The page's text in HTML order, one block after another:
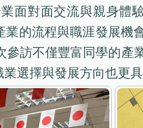
面對面交流與親身體
的流程與職涯發展機
訪不僅豐富同學的產
選擇與發展方向也更具